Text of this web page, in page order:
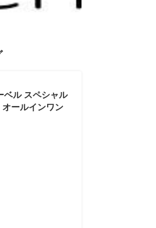
ベル スペシャル
ールインワン